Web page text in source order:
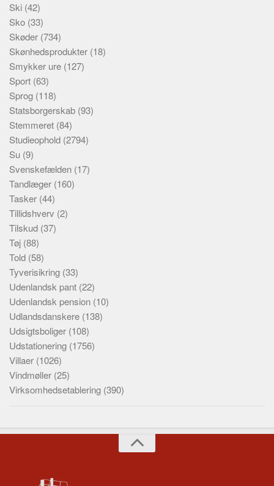
Ski (42)
Sko (33)
Skøder (734)
Skønhedsprodukter (18)
Smykker ure (127)
Sport (63)
Sprog (118)
Statsborgerskab (93)
Stemmeret (84)
Studieophold (2794)
Su (9)
Svenskefælden (17)
Tandlæger (160)
Tasker (44)
Tillidshverv (2)
Tilskud (37)
Tøj (88)
Told (58)
Tyverisikring (33)
Udenlandsk pant (22)
Udenlandsk pension (10)
Udlandsdanskere (138)
Udsigtsboliger (108)
Udstationering (1756)
Villaer (1026)
Vindmøller (25)
Virksomhedsetablering (390)